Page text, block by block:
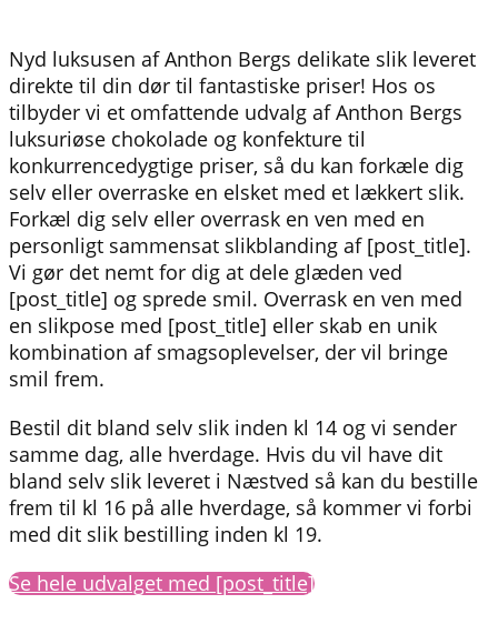
Nyd luksusen af ​​Anthon Bergs delikate slik leveret
direkte til din dør til fantastiske priser! Hos os
tilbyder vi et omfattende udvalg af Anthon Bergs
luksuriøse chokolade og konfekture til
konkurrencedygtige priser, så du kan forkæle dig
selv eller overraske en elsket med et lækkert slik.
Forkæl dig selv eller overrask en ven med en
personligt sammensat slikblanding af [post_title].
Vi gør det nemt for dig at dele glæden ved
[post_title] og sprede smil. Overrask en ven med
en slikpose med [post_title] eller skab en unik
kombination af smagsoplevelser, der vil bringe
smil frem.
Bestil dit bland selv slik inden kl 14 og vi sender
samme dag, alle hverdage. Hvis du vil have dit
bland selv slik leveret i Næstved så kan du bestille
frem til kl 16 på alle hverdage, så kommer vi forbi
med dit slik bestilling inden kl 19.
Se hele udvalget med [post_title]